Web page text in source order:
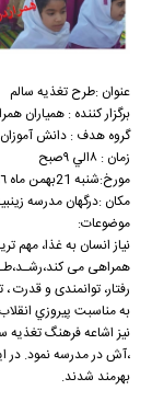
عنوان :طرح تغذیه سالم
برگزار کننده : همیاران
گروه هدف : دانش آموزان
زمان : ٨الي ٩صبح
مورخ:شنبه 21بهمن ماه ٩٦
مکان :درگهان مدرسه
موضوعات:
نیاز انسان به غذا، مهم
همراهی می
رفتار، توانمندی و قدرت
به مناسبت پيروزي
نیز اشاعه فرهنگ
بهرمند شدند.